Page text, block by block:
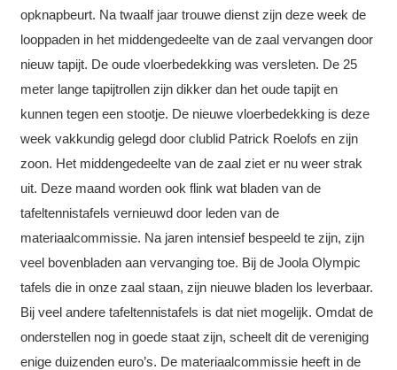
opknapbeurt. Na twaalf jaar trouwe dienst zijn deze week de
looppaden in het middengedeelte van de zaal vervangen door
nieuw tapijt. De oude vloerbedekking was versleten. De 25
meter lange tapijtrollen zijn dikker dan het oude tapijt en
kunnen tegen een stootje. De nieuwe vloerbedekking is deze
week vakkundig gelegd door clublid Patrick Roelofs en zijn
zoon. Het middengedeelte van de zaal ziet er nu weer strak
uit. Deze maand worden ook flink wat bladen van de
tafeltennistafels vernieuwd door leden van de
materiaalcommissie. Na jaren intensief bespeeld te zijn, zijn
veel bovenbladen aan vervanging toe. Bij de Joola Olympic
tafels die in onze zaal staan, zijn nieuwe bladen los leverbaar.
Bij veel andere tafeltennistafels is dat niet mogelijk. Omdat de
onderstellen nog in goede staat zijn, scheelt dit de vereniging
enige duizenden euro’s. De materiaalcommissie heeft in de